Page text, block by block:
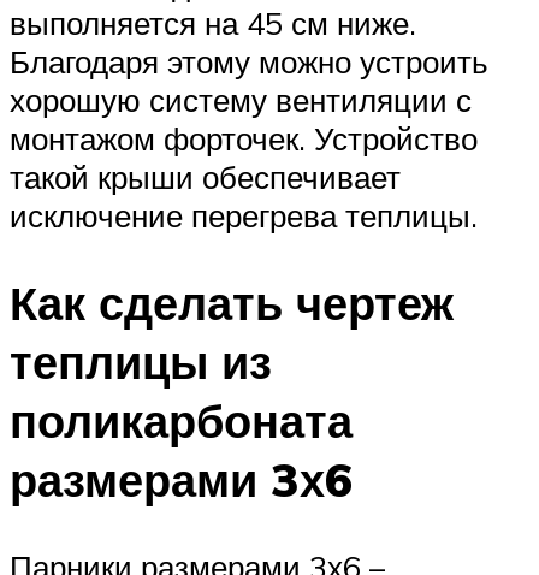
выполняется на 45 см ниже.
Благодаря этому можно устроить
хорошую систему вентиляции с
монтажом форточек. Устройство
такой крыши обеспечивает
исключение перегрева теплицы.
Как сделать чертеж
теплицы из
поликарбоната
размерами 3х6
Парники размерами 3х6 –